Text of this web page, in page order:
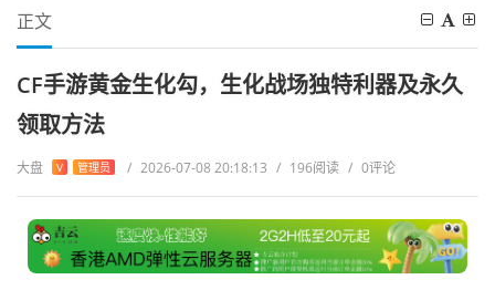
正文
CF手游黄金生化勾，生化战场独特利器及永久
领取方法
大盘 V 管理员 / 2026-07-08 20:18:13 / 196阅读 / 0评论